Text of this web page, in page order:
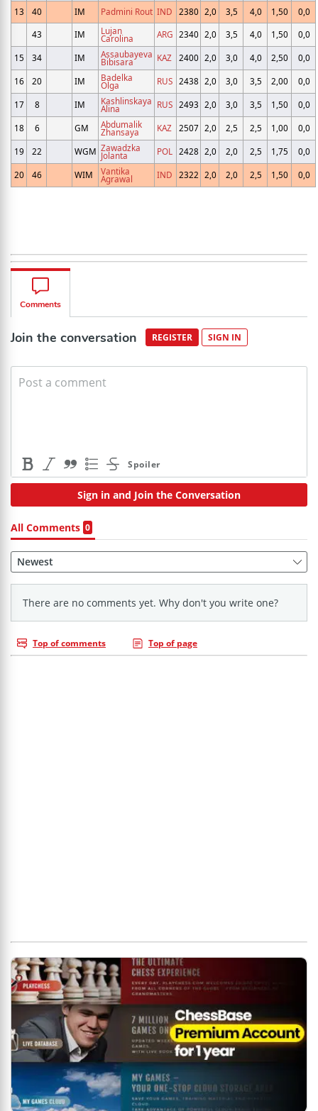
13 40 IM Padmini Rout IND 2380 2,0 3,5 4,0 1,50
0,0
43
IM Lujan
Carolina ARG 2340 2,0 3,5 4,0 1,50 0,0
15 34 IM Assaubayeva
Bibisara KAZ 2400 2,0 3,0 4,0 2,50 0,0
16 20 IM Badelka
Olga RUS 2438 2,0 3,0 3,5 2,00 0,0
17 8 IM Kashlinskaya
Alina RUS 2493 2,0 3,0 3,5 1,50 0,0
18 6 GM Abdumalik
Zhansaya KAZ 2507 2,0 2,5 2,5 1,00 0,0
19 22 WGM Zawadzka
Jolanta POL 2428 2,0 2,0 2,5 1,75 0,0
20 46 WIM Vantika
Agrawal IND 2322 2,0 2,0 2,5 1,50 0,0